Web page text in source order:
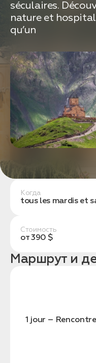
séculaires.
nature et
qu’un
Когда
tous les mardis et
Стоимость
от 390 $
Маршрут и
1 jour –
Оставить
Нажимая на кнопку, вы
Политики
2. Заполните
Заказать